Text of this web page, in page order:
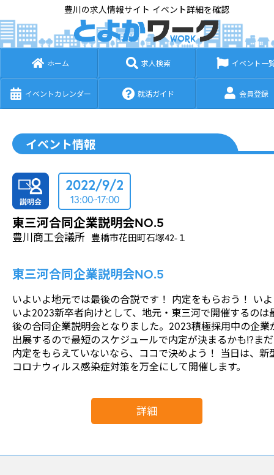
豊川の求人情報サイト イベント詳細を確認
ホーム 求人検索 イベント一
イベントカレンダー 就活ガイド 会員登録
イベント情報
2022/9/2
13:00~17:00
東三河合同企業説明会NO.5
豊川商工会議所 豊橋市花田町石塚42-１
東三河合同企業説明会NO.5
いよいよ地元では最後の合説です！ 内定をもらおう！ いよ
いよ2023新卒者向けとして、地元・東三河で開催するのは
後の合同企業説明会となりました。2023積極採用中の企業
出展するので最短のスケジュールで内定が決まるかも!?まだ
内定をもらえていないなら、ココで決めよう！ 当日は、新
コロナウィルス感染症対策を万全にして開催します。
詳細